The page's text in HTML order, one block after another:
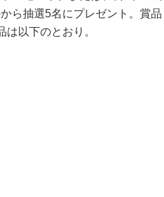
ら抽選5名にプレゼント。賞品
以下のとおり。